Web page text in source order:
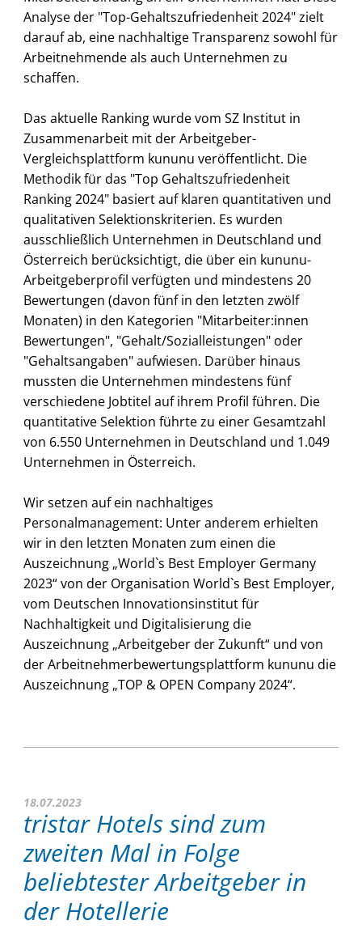
Analyse der "Top-Gehaltszufriedenheit 2024" zielt
darauf ab, eine nachhaltige Transparenz sowohl für
Arbeitnehmende als auch Unternehmen zu
schaffen.
Das aktuelle Ranking wurde vom SZ Institut in
Zusammenarbeit mit der Arbeitgeber-
Vergleichsplattform kununu veröffentlicht. Die
Methodik für das "Top Gehaltszufriedenheit
Ranking 2024" basiert auf klaren quantitativen und
qualitativen Selektionskriterien. Es wurden
ausschließlich Unternehmen in Deutschland und
Österreich berücksichtigt, die über ein kununu-
Arbeitgeberprofil verfügten und mindestens 20
Bewertungen (davon fünf in den letzten zwölf
Monaten) in den Kategorien "Mitarbeiter:innen
Bewertungen", "Gehalt/Sozialleistungen" oder
"Gehaltsangaben" aufwiesen. Darüber hinaus
mussten die Unternehmen mindestens fünf
verschiedene Jobtitel auf ihrem Profil führen. Die
quantitative Selektion führte zu einer Gesamtzahl
von 6.550 Unternehmen in Deutschland und 1.049
Unternehmen in Österreich.
Wir setzen auf ein nachhaltiges
Personalmanagement: Unter anderem erhielten
wir in den letzten Monaten zum einen die
Auszeichnung „World`s Best Employer Germany
2023“ von der Organisation World`s Best Employer,
vom Deutschen Innovationsinstitut für
Nachhaltigkeit und Digitalisierung die
Auszeichnung „Arbeitgeber der Zukunft“ und von
der Arbeitnehmerbewertungsplattform kununu die
Auszeichnung „TOP & OPEN Company 2024“.
18.07.2023
tristar Hotels sind zum
zweiten Mal in Folge
beliebtester Arbeitgeber in
der Hotellerie